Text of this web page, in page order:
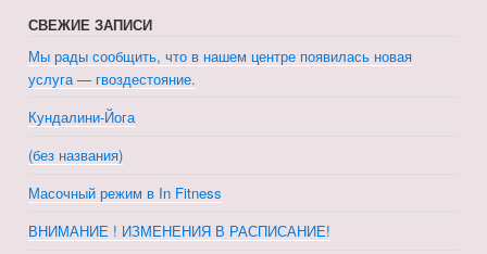
СВЕЖИЕ ЗАПИСИ
Мы рады сообщить, что в нашем центре появилась новая
услуга — гвоздестояние.
Кундалини-Йога
(без названия)
Масочный режим в In Fitness
ВНИМАНИЕ ! ИЗМЕНЕНИЯ В РАСПИСАНИЕ!